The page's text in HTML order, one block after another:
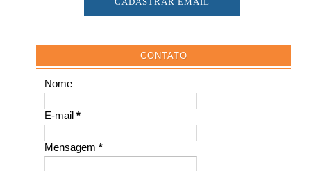
CONTATO
Nome
E-mail*
Mensagem*